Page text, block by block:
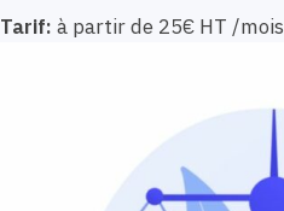
Tarif: à partir de 25€ HT /mois